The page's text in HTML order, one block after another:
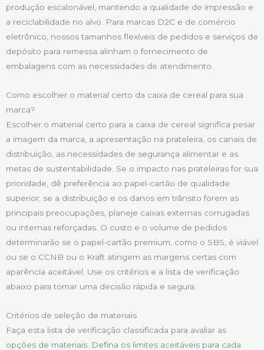
produção escalonável, mantendo a qualidade de impressão e
a reciclabilidade no alvo. Para marcas D2C e de comércio
eletrônico, nossos tamanhos flexíveis de pedidos e serviços de
depósito para remessa alinham o fornecimento de
embalagens com as necessidades de atendimento.
Como escolher o material certo da caixa de cereal para sua
marca?
Escolher o material certo para a caixa de cereal significa pesar
a imagem da marca, a apresentação na prateleira, os canais de
distribuição, as necessidades de segurança alimentar e as
metas de sustentabilidade. Se o impacto nas prateleiras for sua
prioridade, dê preferência ao papel-cartão de qualidade
superior; se a distribuição e os danos em trânsito forem as
principais preocupações, planeje caixas externas corrugadas
ou internas reforçadas. O custo e o volume de pedidos
determinarão se o papel-cartão premium, como o SBS, é viável
ou se o CCNB ou o Kraft atingem as margens certas com
aparência aceitável. Use os critérios e a lista de verificação
abaixo para tomar uma decisão rápida e segura.
Critérios de seleção de materiais
Faça esta lista de verificação classificada para avaliar as
opções de materiais. Defina os limites aceitáveis para cada